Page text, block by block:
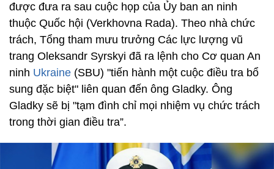
được đưa ra sau cuộc họp của Ủy ban an ninh
thuộc Quốc hội (Verkhovna Rada). Theo nhà chức
trách, Tổng tham mưu trưởng Các lực lượng vũ
trang Oleksandr Syrskyi đã ra lệnh cho Cơ quan An
ninh Ukraine (SBU) "tiến hành một cuộc điều tra bổ
sung đặc biệt" liên quan đến ông Gladky. Ông
Gladky sẽ bị "tạm đình chỉ mọi nhiệm vụ chức trách
trong thời gian điều tra”.